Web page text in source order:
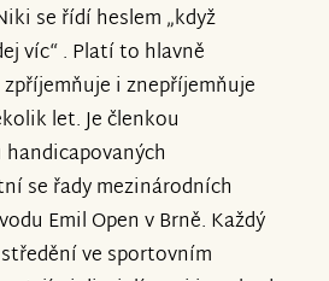
se řídí heslem „když
víc“ . Platí to hlavně
i znepříjemňuje
let. Je členkou
se řady mezinárodních
Emil Open v Brně. Každý
ve sportovním